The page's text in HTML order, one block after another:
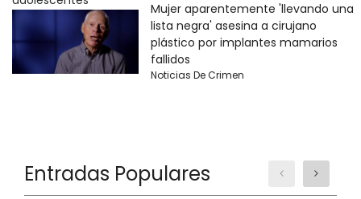
Mujer aparentemente 'llevando una
lista negra' asesina a cirujano
plástico por implantes mamarios
fallidos
Noticias De Crimen
Entradas Populares